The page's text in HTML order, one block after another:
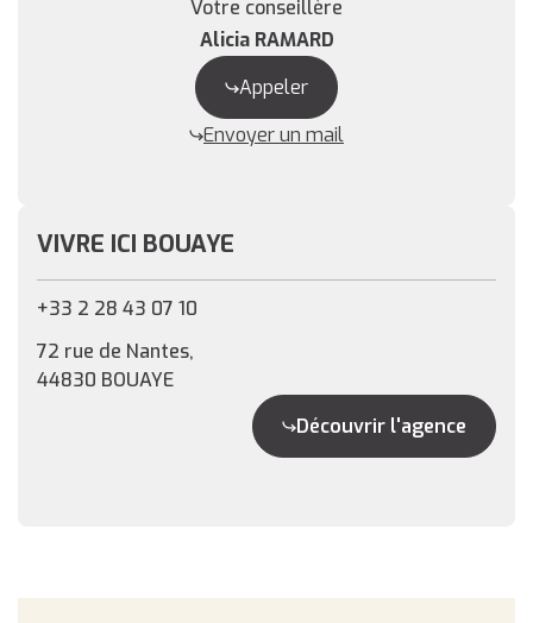
Votre conseillère
Alicia RAMARD
Appeler
Envoyer un mail
VIVRE ICI BOUAYE
+33 2 28 43 07 10
72 rue de Nantes,
44830 BOUAYE
Découvrir l'agence